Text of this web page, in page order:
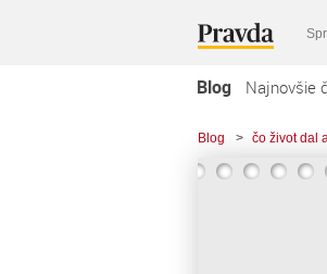
Blog Najnovšie
Blog > čo život dal